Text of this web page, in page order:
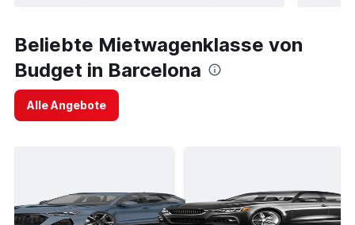
Beliebte Mietwagenklasse von
Budget in Barcelona
Alle Angebote